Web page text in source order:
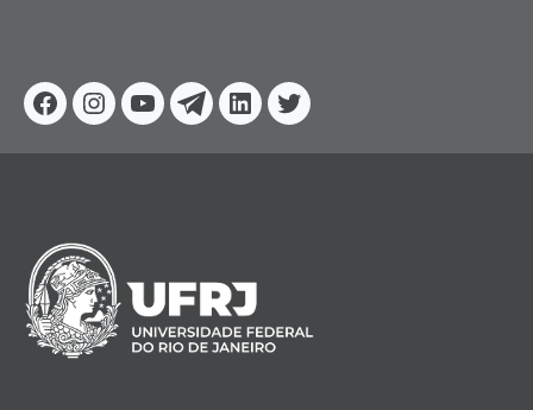
Facebook
Instagram
YoutubeTelegram
Linkedin
Twitter